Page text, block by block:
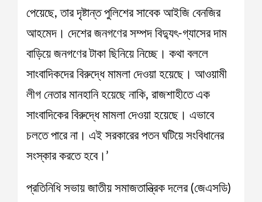
পেয়েছে, তার দৃষ্টান্ত পুলিশের সাবেক আইজি বেনজির
আহমেদ। দেশের জনগণের সম্পদ বিদ্যুৎ-গ্যাসের দাম
বাড়িয়ে জনগণের টাকা ছিনিয়ে নিচ্ছে। কথা বললে
সাংবাদিকদের বিরুদ্ধে মামলা দেওয়া হয়েছে। আওয়ামী
লীগ নেতার মানহানি হয়েছে নাকি, রাজশাহীতে এক
সাংবাদিকের বিরুদ্ধে মামলা দেওয়া হয়েছে। এভাবে
চলতে পারে না। এই সরকারের পতন ঘটিয়ে সংবিধানের
সংস্কার করতে হবে।’
প্রতিনিধি সভায় জাতীয় সমাজতান্ত্রিক দলের (জেএসডি)